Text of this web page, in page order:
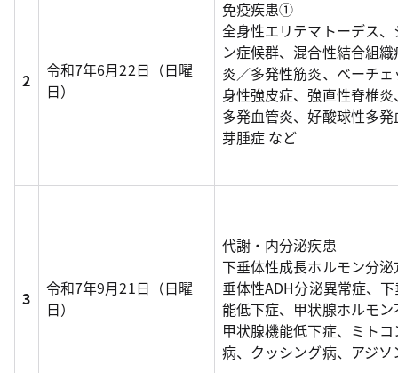
2
令和7年6月22日（日曜
日）
免疫疾患①
全身性エリテマトーデス
ン症候群、混合性結合組
炎／多発性筋炎、ベーチ
身性強皮症、強直性脊椎
多発血管炎、好酸球性多
芽腫症 など
3
令和7年9月21日（日曜
日）
代謝・内分泌疾患
下垂体性成長ホルモン分
垂体性ADH分泌異常症、
能低下症、甲状腺ホルモ
甲状腺機能低下症、ミト
病、クッシング病、アジソ